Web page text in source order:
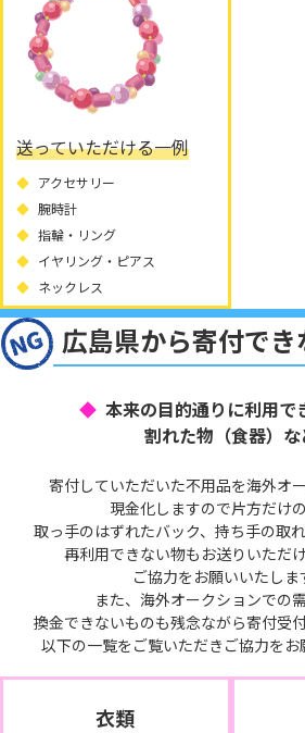
送っていただける一例
アクセサリー
腕時計
指輪・リング
イヤリング・ピアス
ネックレス
広島県から寄付でき
本来の目的通りに利用で
割れた物（食器）
寄付していただいた不用品を海外オ
現金化しますので片方だけの
取っ手のはずれたバック、持ち手の取
再利用できない物もお送りいただけ
ご協力をお願いいたしま
また、海外オークションでの
換金できないものも残念ながら寄付受
以下の一覧をご覧いただきご協力をお
衣類